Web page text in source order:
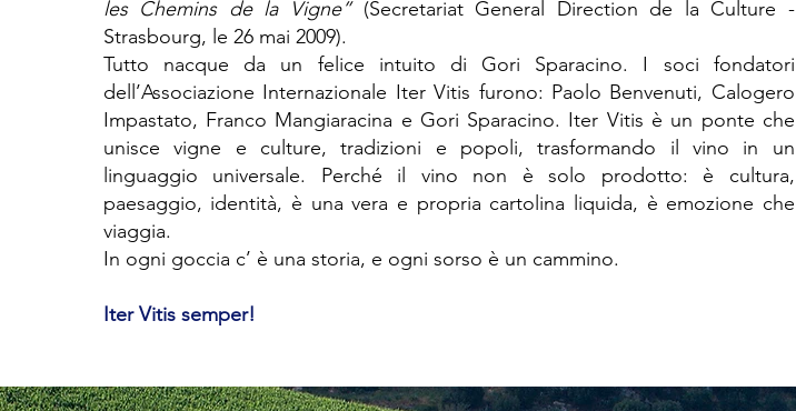
les Chemins de la Vigne”(Secretariat General Direction de la Culture -
Strasbourg, le 26 mai 2009).
Tutto nacque da un felice intuito di Gori Sparacino. I soci fondatori
dell’Associazione Internazionale Iter Vitis furono: Paolo Benvenuti, Calogero
Impastato, Franco Mangiaracina e Gori Sparacino. Iter Vitis è un ponte che
unisce vigne e culture, tradizioni e popoli, trasformando il vino in un
linguaggio universale. Perché il vino non è solo prodotto: è cultura,
paesaggio, identità, è una vera e propria cartolina liquida, è emozione che
viaggia.
In ogni goccia c’ è una storia, e ogni sorso è un cammino.
Iter Vitis semper!